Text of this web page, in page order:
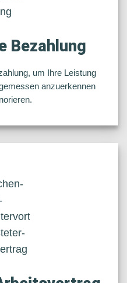
Bezahlung
um Ihre Leistung
anzuerkennen